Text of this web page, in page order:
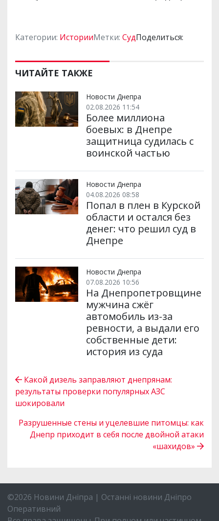
Категории: ИсторииМетки: СудПоделиться:
ЧИТАЙТЕ ТАКЖЕ
Новости Днепра
02.08.2026 11:54
Более миллиона
боевых: в Днепре
защитница судилась с
воинской частью
Новости Днепра
04.08.2026 08:58
Попал в плен в Курской
области и остался без
денег: что решил суд в
Днепре
Новости Днепра
07.08.2026 10:56
На Днепропетровщине
мужчина сжёг
автомобиль из-за
ревности, а выдали его
собственные дети:
история из суда
Какой дизель заправляют днепрянам:
результаты проверки популярных АЗС
шокировали
Разрушенные стены и уцелевшие питомцы: как
Днепр приходит в себя после двойной атаки
«шахидов»
©2026 Новини Дніпра | Останні новини Дніпро
Оперативний